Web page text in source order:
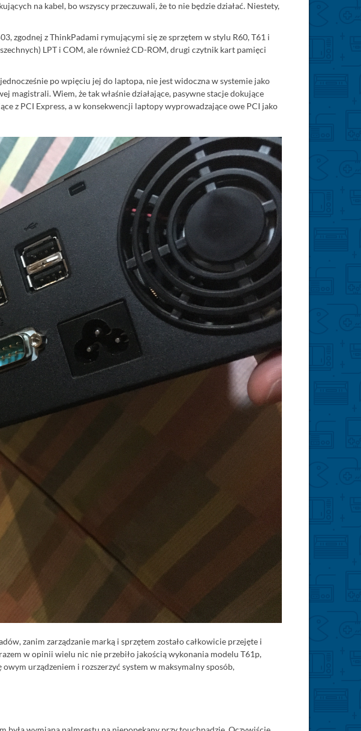
na kabel, bo wszyscy przeczuwali, że to nie będzie działać. Niestety,
zgodnej z ThinkPadami rymującymi się ze sprzętem w stylu R60, T61 i
LPT i COM, ale również CD-ROM, drugi czytnik kart pamięci
po wpięciu jej do laptopa, nie jest widoczna w systemie jako
magistrali. Wiem, że tak właśnie działające, pasywne stacje dokujące
z PCI Express, a w konsekwencji laptopy wyprowadzające owe PCI jako
zanim zarządzanie marką i sprzętem zostało całkowicie przejęte i
w opinii wielu nic nie przebiło jakością wykonania modelu T61p,
urządzeniem i rozszerzyć system w maksymalny sposób,